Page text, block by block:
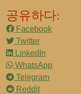
공유하다:
Facebook
Twitter
LinkedIn
WhatsApp
Telegram
Reddit